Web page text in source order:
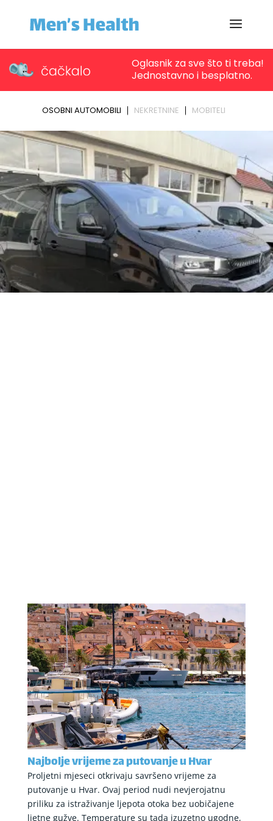
Najbolje vrijeme za putovanje u Hvar
Proljetni mjeseci otkrivaju savršeno vrijeme za
putovanje u Hvar. Ovaj period nudi nevjerojatnu
priliku za istraživanje ljepota otoka bez uobičajene
ljetne gužve. Temperature su tada izuzetno ugodne,